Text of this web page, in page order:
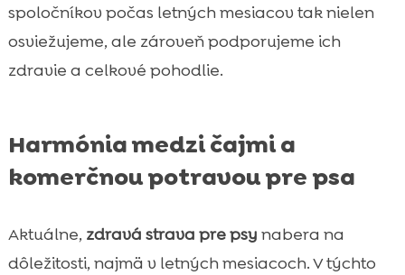
spoločníkov počas letných mesiacov tak nielen
osviežujeme, ale zároveň podporujeme ich
zdravie a celkové pohodlie.
Harmónia medzi čajmi a
komerčnou potravou pre psa
Aktuálne, zdravá strava pre psy nabera na
dôležitosti, najmä v letných mesiacoch. V týchto